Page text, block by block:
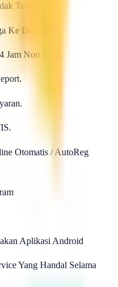
Terbatas.
Ke Downline.
Jam Non Stop.
Otomatis / AutoReg
Aplikasi Android
Yang Handal Selama